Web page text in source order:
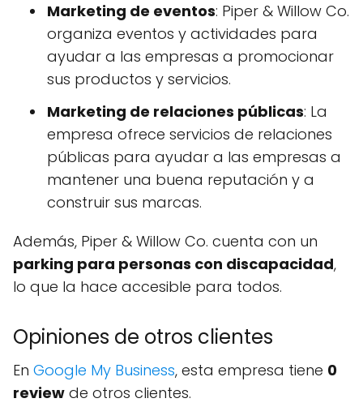
Marketing de eventos: Piper & Willow Co.
organiza eventos y actividades para
ayudar a las empresas a promocionar
sus productos y servicios.
Marketing de relaciones públicas: La
empresa ofrece servicios de relaciones
públicas para ayudar a las empresas a
mantener una buena reputación y a
construir sus marcas.
Además, Piper & Willow Co. cuenta con un
parking para personas con discapacidad,
lo que la hace accesible para todos.
Opiniones de otros clientes
En Google My Business, esta empresa tiene 0
review de otros clientes.